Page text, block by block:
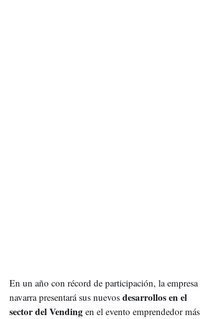
En un año con récord de participación, la empresa
navarra presentará sus nuevos desarrollos en el
sector del Vending en el evento emprendedor más